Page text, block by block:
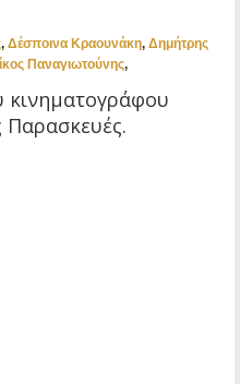
, Δέσποινα Κραουνάκη, Δημήτρης
Παναγιωτούνης,
κινηματογράφου
Παρασκευές.